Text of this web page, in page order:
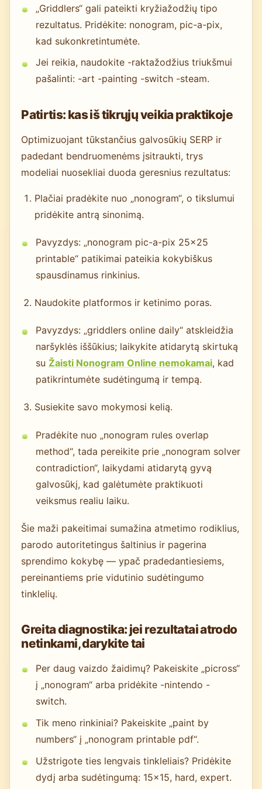
„Griddlers“ gali pateikti kryžiažodžių tipo
rezultatus. Pridėkite: nonogram, pic-a-pix,
kad sukonkretintumėte.
Jei reikia, naudokite -raktažodžius triukšmui
pašalinti: -art -painting -switch -steam.
Patirtis: kas iš tikrųjų veikia praktikoje
Optimizuojant tūkstančius galvosūkių SERP ir
padedant bendruomenėms įsitraukti, trys
modeliai nuosekliai duoda geresnius rezultatus:
Plačiai pradėkite nuo „nonogram“, o tikslumui
pridėkite antrą sinonimą.
Pavyzdys: „nonogram pic-a-pix 25x25
printable“ patikimai pateikia kokybiškus
spausdinamus rinkinius.
Naudokite platformos ir ketinimo poras.
Pavyzdys: „griddlers online daily“ atskleidžia
naršyklės iššūkius; laikykite atidarytą skirtuką
su Žaisti Nonogram Online nemokamai, kad
patikrintumėte sudėtingumą ir tempą.
Susiekite savo mokymosi kelią.
Pradėkite nuo „nonogram rules overlap
method“, tada pereikite prie „nonogram solver
contradiction“, laikydami atidarytą gyvą
galvosūkį, kad galėtumėte praktikuoti
veiksmus realiu laiku.
Šie maži pakeitimai sumažina atmetimo rodiklius,
parodo autoritetingus šaltinius ir pagerina
sprendimo kokybę — ypač pradedantiesiems,
pereinantiems prie vidutinio sudėtingumo
tinklelių.
Greita diagnostika: jei rezultatai atrodo
netinkami, darykite tai
Per daug vaizdo žaidimų? Pakeiskite „picross“
į „nonogram“ arba pridėkite -nintendo -
switch.
Tik meno rinkiniai? Pakeiskite „paint by
numbers“ į „nonogram printable pdf“.
Užstrigote ties lengvais tinkleliais? Pridėkite
dydį arba sudėtingumą: 15x15, hard, expert.